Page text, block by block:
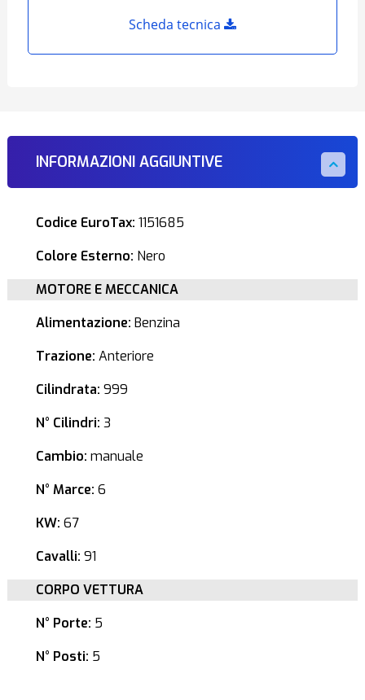
Scheda tecnica
INFORMAZIONI AGGIUNTIVE
Codice EuroTax: 1151685
Colore Esterno: Nero
MOTORE E MECCANICA
Alimentazione: Benzina
Trazione: Anteriore
Cilindrata: 999
N° Cilindri: 3
Cambio: manuale
N° Marce: 6
KW: 67
Cavalli: 91
CORPO VETTURA
N° Porte: 5
N° Posti: 5